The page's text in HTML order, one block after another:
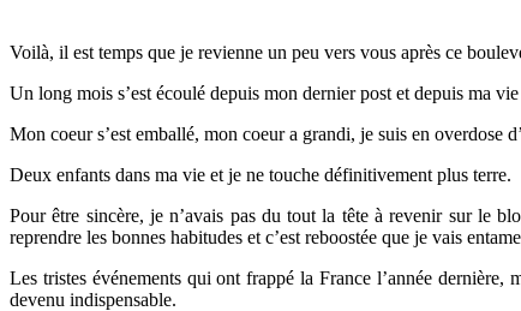
Voilà, il est temps que je revienne un peu vers vous après ce
Un long mois s’est écoulé depuis mon dernier post et depuis ma
Mon coeur s’est emballé, mon coeur a grandi, je suis en overdose
Deux enfants dans ma vie et je ne touche définitivement plus terre.
Pour être sincère, je n’avais pas du tout la tête à revenir sur le
reprendre les bonnes habitudes et c’est reboostée que je vais
Les tristes événements qui ont frappé la France l’année
devenu indispensable.